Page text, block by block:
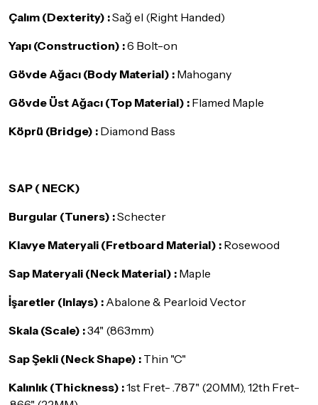
İade ve değişim koşulları, ürün kategorilerine göre farklılık
gösterebilir. Lütfen satın almadan önce ilgili ürünün
iade/değişim şartlarını kontrol ettiğinizden emin olun.
Detaylar içintıklayınız
Çalım (Dexterity) :Sağ el (Right Handed)
Yapı (Construction) :6 Bolt-on
Gövde Ağacı (Body Material) : Mahogany
Gövde Üst Ağacı (Top Material) : Flamed Maple
Köprü (Bridge) : Diamond Bass
SAP ( NECK)
Burgular (Tuners) :Schecter
Klavye Materyali (Fretboard Material) : Rosewood
Sap Materyali (Neck Material) : Maple
İşaretler (Inlays) : Abalone & Pearloid Vector
Skala (Scale) :34" (863mm)
Sap Şekli (Neck Shape) : Thin "C"
Kalınlık (Thickness) :1st Fret- .787" (20MM), 12th Fret-